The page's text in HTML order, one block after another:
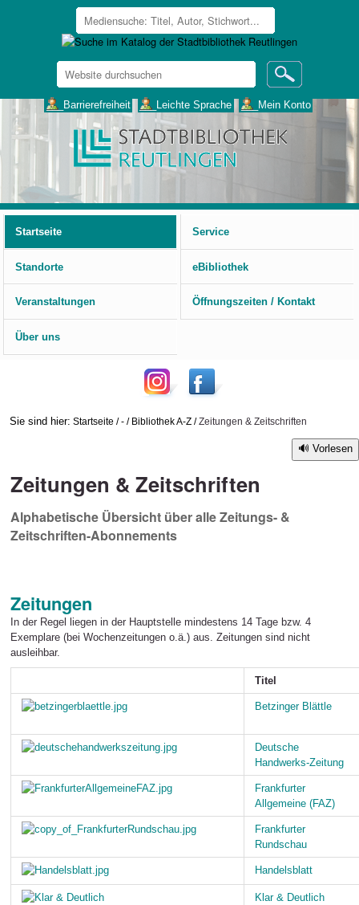
Website
durchsuchen
___Barrierefreiheit ___Leichte Sprache ___Mein Konto
Startseite
Service
Standorte eBibliothek
Veranstaltungen Öffnungszeiten / Kontakt
Über uns
Sie sind hier: Startseite /- / Bibliothek A-Z /Zeitungen & Zeitschriften
Vorlesen
Zeitungen & Zeitschriften
Alphabetische Übersicht über alle Zeitungs- &
Zeitschriften-Abonnements
Zeitungen
In der Regel liegen in der Hauptstelle mindestens 14 Tage bzw. 4
Exemplare (bei Wochenzeitungen o.ä.) aus. Zeitungen sind nicht
ausleihbar.
Titel
Betzinger Blättle
Deutsche
Handwerks-Zeitung
Frankfurter
Allgemeine (FAZ)
Frankfurter
Rundschau
Handelsblatt
Klar & Deutlich